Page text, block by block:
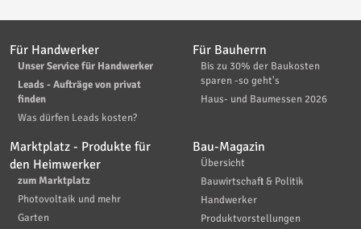
Für Handwerker
Unser Service für Handwerker
Leads - Aufträge von privat
finden
Was dürfen Leads kosten?
Für Bauherrn
Bis zu 30% der Baukosten
sparen -so geht's
Haus- und Baumessen 2026
Marktplatz - Produkte für
den Heimwerker
zum Marktplatz
Photovoltaik und mehr
Garten
Bau-Magazin
Übersicht
Bauwirtschaft & Politik
Handwerker
Produktvorstellungen